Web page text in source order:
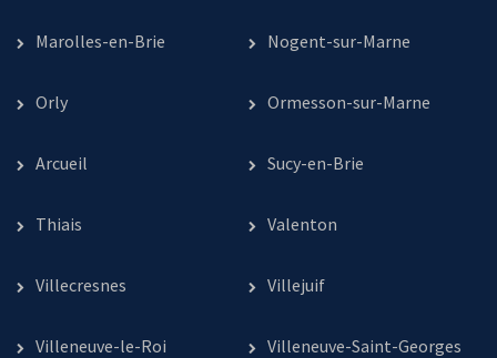
Marolles-en-Brie Nogent-sur-Marne
Orly Ormesson-sur-Marne
Arcueil Sucy-en-Brie
Thiais Valenton
Villecresnes Villejuif
Villeneuve-le-Roi Villeneuve-Saint-Georges